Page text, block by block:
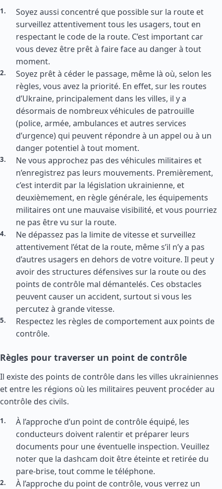
Soyez aussi concentré que possible sur la route et
surveillez attentivement tous les usagers, tout en
respectant le code de la route. C’est important car
vous devez être prêt à faire face au danger à tout
moment.
Soyez prêt à céder le passage, même là où, selon les
règles, vous avez la priorité. En effet, sur les routes
d’Ukraine, principalement dans les villes, il y a
désormais de nombreux véhicules de patrouille
(police, armée, ambulances et autres services
d’urgence) qui peuvent répondre à un appel ou à un
danger potentiel à tout moment.
Ne vous approchez pas des véhicules militaires et
n’enregistrez pas leurs mouvements. Premièrement,
c’est interdit par la législation ukrainienne, et
deuxièmement, en règle générale, les équipements
militaires ont une mauvaise visibilité, et vous pourriez
ne pas être vu sur la route.
Ne dépassez pas la limite de vitesse et surveillez
attentivement l’état de la route, même s’il n’y a pas
d’autres usagers en dehors de votre voiture. Il peut y
avoir des structures défensives sur la route ou des
points de contrôle mal démantelés. Ces obstacles
peuvent causer un accident, surtout si vous les
percutez à grande vitesse.
Respectez les règles de comportement aux points de
contrôle.
Règles pour traverser un point de contrôle
Il existe des points de contrôle dans les villes ukrainiennes
et entre les régions où les militaires peuvent procéder au
contrôle des civils.
À l’approche d’un point de contrôle équipé, les
conducteurs doivent ralentir et préparer leurs
documents pour une éventuelle inspection. Veuillez
noter que la dashcam doit être éteinte et retirée du
pare-brise, tout comme le téléphone.
À l’approche du point de contrôle, vous verrez un